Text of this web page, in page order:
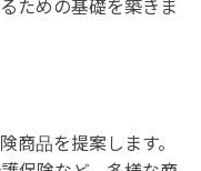
ための基礎を築きま
商品を提案します。